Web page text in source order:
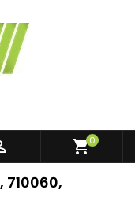
shopping_cart0
710060,